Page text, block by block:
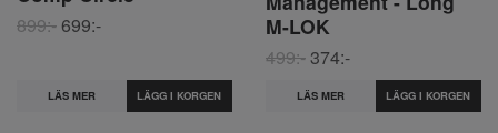
899:- 699:-
LÄS MER
M-LOK
499:- 374:-
LÄS MER